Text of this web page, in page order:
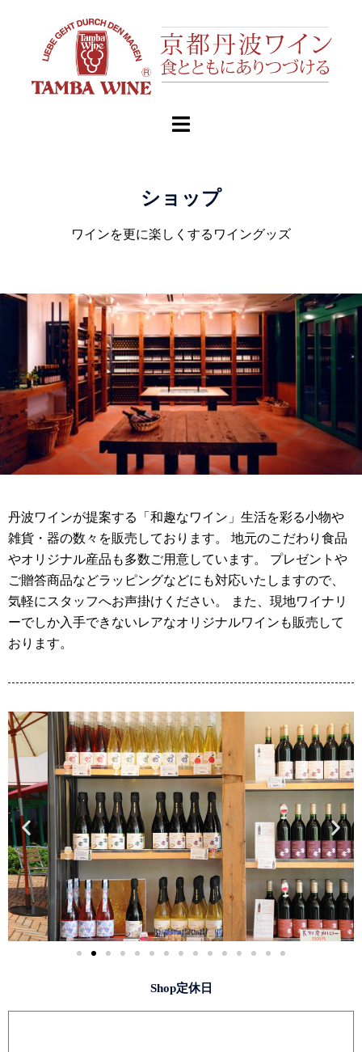
ショップ
ワインを更に楽しくするワイングッズ
丹波ワインが提案する「和趣なワイン」生活を彩る小物や
雑貨・器の数々を販売しております。 地元のこだわり食品
やオリジナル産品も多数ご用意しています。 プレゼントや
ご贈答商品などラッピングなどにも対応いたしますので、
気軽にスタッフへお声掛けください。 また、現地ワイナリ
ーでしか入手できないレアなオリジナルワインも販売して
おります。
Shop定休日